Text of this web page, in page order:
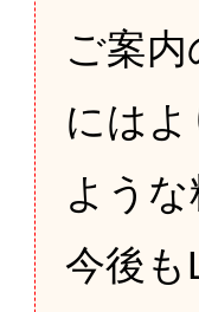
ご案
には
よう
今後